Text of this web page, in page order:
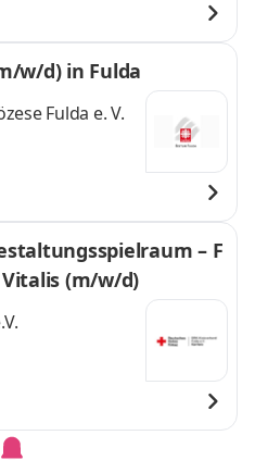
w/d) in Fulda
Fulda e. V.
– F
(m/w/d)